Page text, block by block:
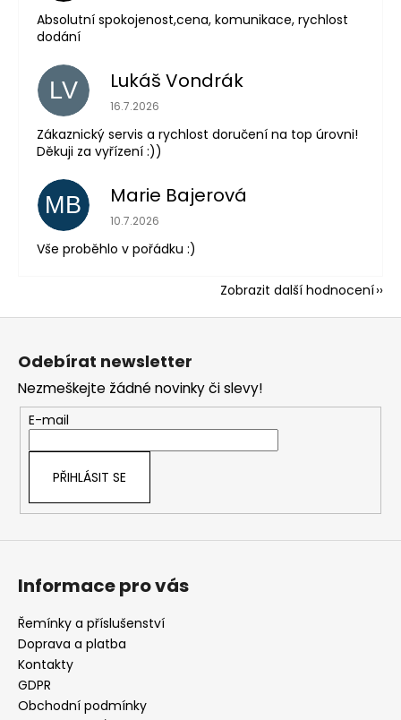
Absolutní spokojenost,cena, komunikace, rychlost
dodání
LV Lukáš Vondrák
Hodnocení obchodu je 5 z 5 hvězdiček.
16.7.2026
Zákaznický servis a rychlost doručení na top úrovni!
Děkuji za vyřízení :))
MB Marie Bajerová
Hodnocení obchodu je 5 z 5 hvězdiček.
10.7.2026
Vše proběhlo v pořádku :)
Zobrazit další hodnocení
Odebírat newsletter
Nezmeškejte žádné novinky či slevy!
E-mail
PŘIHLÁSIT SE
Informace pro vás
Řemínky a příslušenství
Doprava a platba
Kontakty
GDPR
Obchodní podmínky